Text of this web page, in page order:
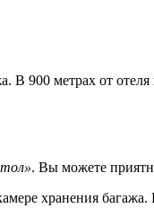
В 900 метрах от
. Вы можете
хранения